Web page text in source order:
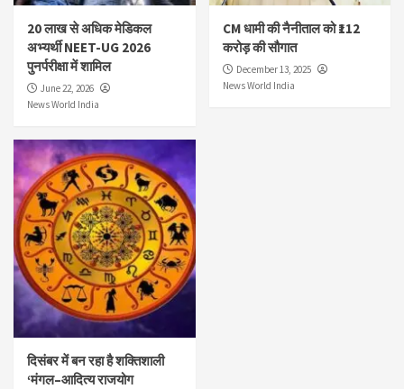
20 लाख से अधिक मेडिकल
अभ्यर्थी NEET-UG 2026
पुनर्परीक्षा में शामिल
June 22, 2026
News World India
CM धामी की नैनीताल को ₹112
करोड़ की सौगात
December 13, 2025
News World India
दिसंबर में बन रहा है शक्तिशाली
‘मंगल–आदित्य राजयोग